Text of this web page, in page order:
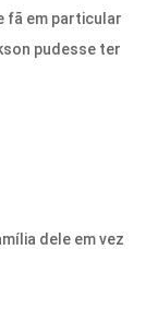
fã em particular
pudesse ter
dele em vez